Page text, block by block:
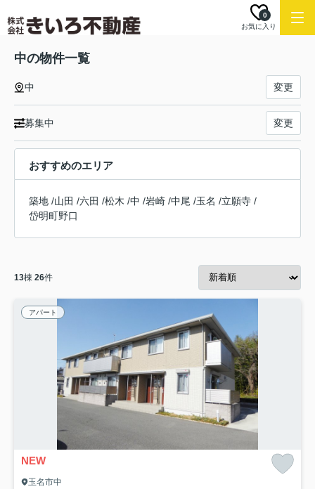
お気に入り
0
中の物件一覧
中 変更
募集中 変更
おすすめのエリア
築地 /山田 /六田 /松木 /中 /岩崎 /中尾 /玉名 /立願寺 /
岱明町野口
13棟 26件
アパート
NEW
玉名市中